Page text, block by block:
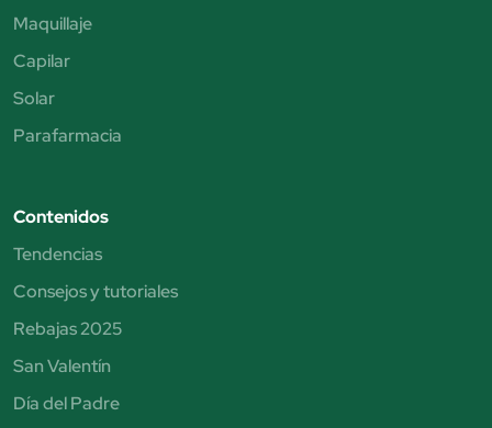
Maquillaje
Capilar
Solar
Parafarmacia
Contenidos
Tendencias
Consejos y tutoriales
Rebajas 2025
San Valentín
Día del Padre